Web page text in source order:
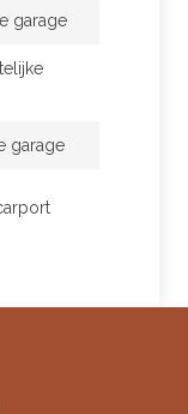
garage
garage